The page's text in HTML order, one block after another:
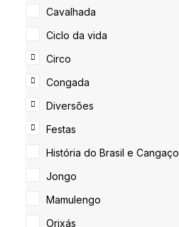
Cavalhada
Ciclo da vida
Circo
Congada
Diversões
Festas
História do Brasil e Cangaço
Jongo
Mamulengo
Orixás